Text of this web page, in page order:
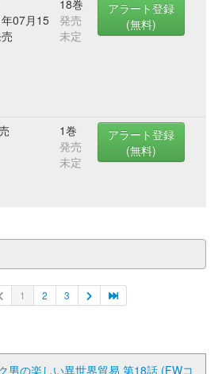
07月15
18巻
発売
未定
アラート登録
(無料)
1巻
発売
未定
アラート登録
(無料)
1 2 3
男の楽しい異世界貿易 第18話 (FWコ